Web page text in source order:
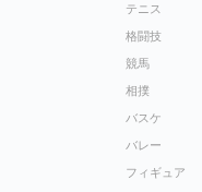
テニス
格闘技
競馬
相撲
バスケ
バレー
フィギュア